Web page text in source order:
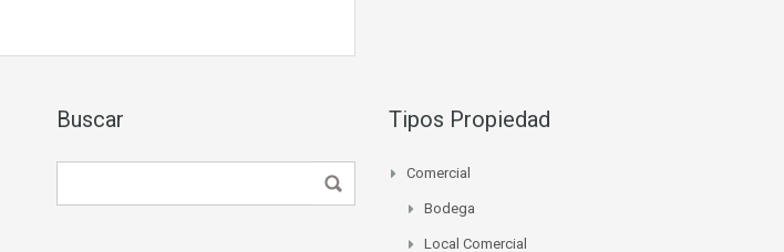
Buscar Tipos Propiedad
Comercial
Bodega
Local Comercial